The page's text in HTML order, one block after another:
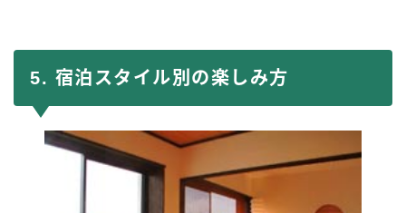
5. 宿泊スタイル別の楽しみ方